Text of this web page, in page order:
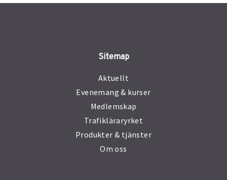
Sitemap
Aktuellt
Evenemang & kurser
Medlemskap
Trafikläraryrket
Produkter & tjänster
Om oss